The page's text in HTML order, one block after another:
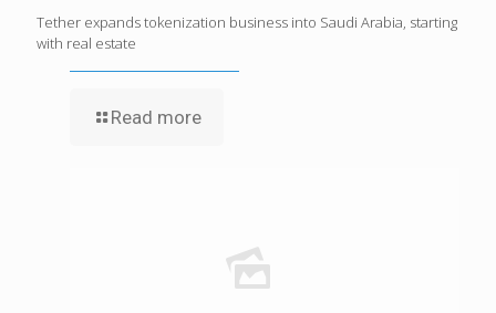
Tether expands tokenization business into Saudi Arabia, starting
with real estate
Read more